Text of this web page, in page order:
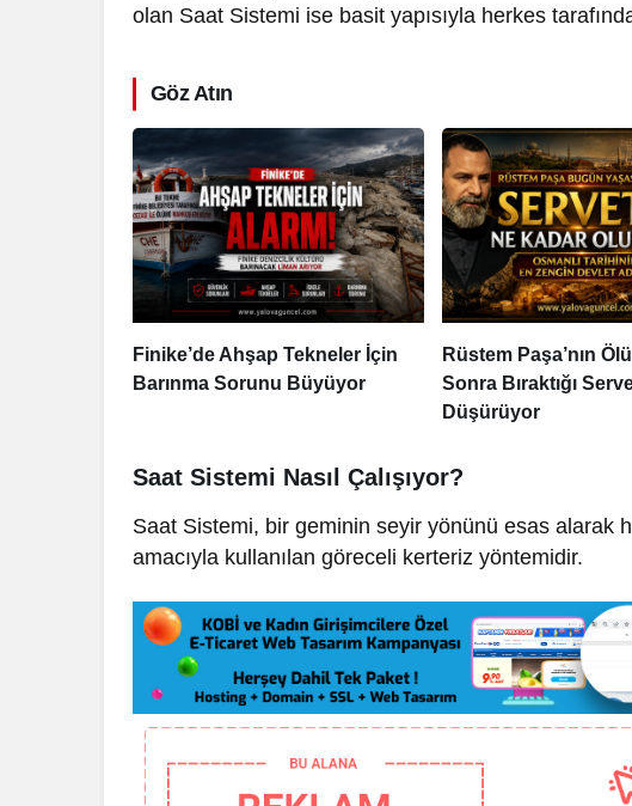
olan Saat Sistemi ise basit yapısıyla herkes
Göz Atın
Finike’de Ahşap Tekneler İçin
Barınma Sorunu Büyüyor
Rüstem Paşa’nın
Sonra Bıraktığı
Düşürüyor
Saat Sistemi Nasıl Çalışıyor?
Saat Sistemi, bir geminin seyir yönünü esas alarak
amacıyla kullanılan göreceli kerteriz yöntemidir.